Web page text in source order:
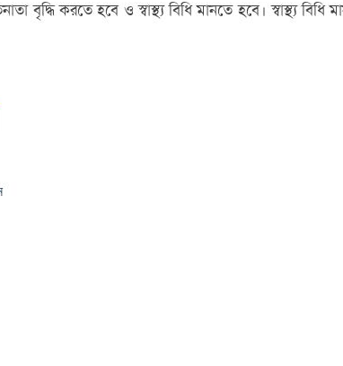
কর‌তে হ‌বে ও স্বাস্থ্য বি‌ধি মান‌তে হ‌বে। স্বাস্থ্য বি‌ধি